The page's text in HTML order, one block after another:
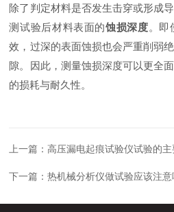
除了判定材料是否发生击穿或形成
测试验后材料表面的蚀损深度。即
效，过深的表面蚀损也会严重削弱
隙。因此，测量蚀损深度可以更全
的损耗与耐久性。
上一篇：高压漏电起痕试验仪试验的
下一篇：热机械分析仪做试验应该注意